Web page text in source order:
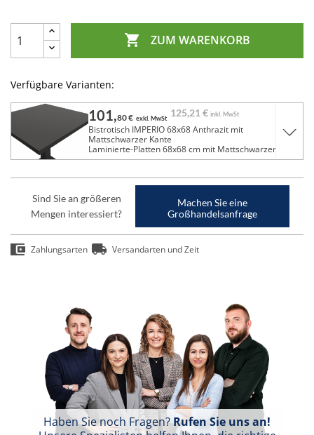
 ZUM WARENKORB
Verfügbare Varianten:
101,80 € exkl. MwSt 125,21 € inkl. MwSt
Bistrotisch IMPERIO 68x68 Anthrazit mit
Mattschwarzer Kante
Laminierte-Platten 68x68 cm mit Mattschwarzer Kante
Sind Sie an größeren
Mengen interessiert?
Machen Sie eine
Großhandelsanfrage
Zahlungsarten Versandarten und Zeit
Haben Sie noch Fragen?Rufen Sie uns an!